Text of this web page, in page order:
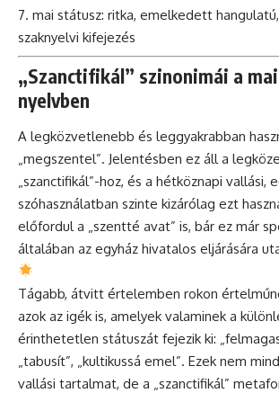
mai státusz: ritka, emelkedett
szaknyelvi kifejezés
„Szanctifikál” szinonimái a
nyelvben
A legközvetlenebb és leggyakrabban
„megszentel”. Jelentésben ez áll a
„szanctifikál”-hoz, és a hétköznapi vallási,
szóhasználatban szinte kizárólag ezt
előfordul a „szentté avat” is, bár ez már
általában az egyház hivatalos eljárására
Tágabb, átvitt értelemben rokon
azok az igék is, amelyek valaminek a
érinthetetlen státuszát fejezik ki:
„tabusít”, „kultikussá emel”. Ezek nem
vallási tartalmat, de a „szanctifikál”